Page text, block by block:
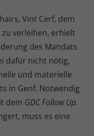
Vint Cerf, dem
zu verleihen, erhielt
des Mandats
dafür nicht nötig,
und materielle
in Genf. Notwendig
dem GDC Follow Up.
muss es eine